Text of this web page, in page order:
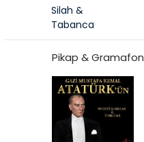
Silah &
Tabanca
Pikap & Gramafon